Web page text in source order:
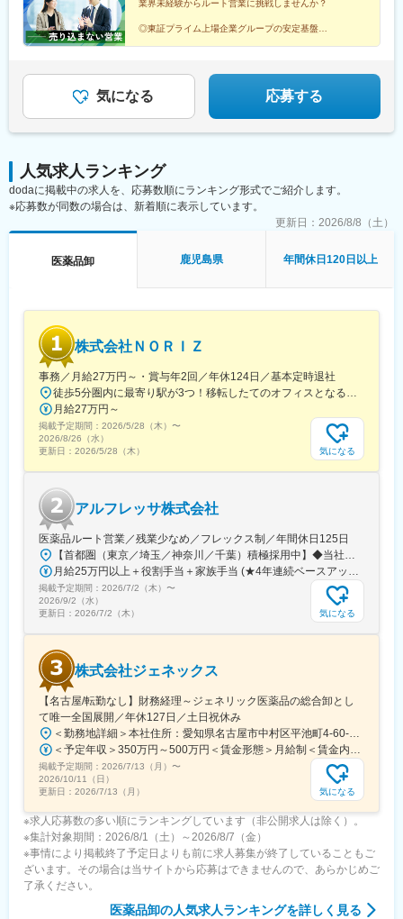
並木中央駅、踊場駅、江田駅(神奈川県)、元住吉駅、原当麻駅、社
家駅、藤沢本町駅、井細田駅、県立大学駅、平塚駅、千葉寺駅、
佐倉駅、旭駅(千葉県)、木更津駅、館山駅、茂原駅、東船橋駅、小
駅、掛川市役所前駅、焼津駅、黒川駅(愛知県)、小本駅(愛知県)、
奥町駅、赤池駅(愛知県)、西岡崎駅、牛久保駅、住吉町駅、竹下
門真市駅、交野市駅、鳳駅、青木駅、総合運動公園駅、武庫之荘
駅、岡場駅、石生駅、西新町駅、加古川駅、英賀保駅、江原駅、
帯解駅、耳成駅、日前宮駅、紀伊新庄駅、新宮駅、尾鷲駅、高茶
屋駅、中川原駅、四十九駅、手力駅、東大垣駅、小泉駅、高山
駅、幸浦駅、緑町駅、堀ノ内駅、蘇我駅、清水駅(愛知県)、烏森
駅、新御茶ノ水駅、江古田駅、名城公園駅、近鉄八田駅、神田駅
業界未経験からルート営業に挑戦しませんか？
◎東証プライム上場企業グループの安定基盤
気になる 応募する
人気求人ランキング
dodaに掲載中の求人を、応募数順にランキング形式でご紹介します。
※応募数が同数の場合は、新着順に表示しています。
更新日： 2026/8/8（土）
医薬品卸 鹿児島県 年間休日120日以上
株式会社ＮＯＲＩＺ
事務／月給27万円～・賞与年2回／年休124日／基本定時退社
徒歩5分圏内に最寄り駅が3つ！移転したてのオフィスとなるため、新しくキレイなオフィスで働けます！★転勤なし東京都中央区銀座6-13-16 ヒューリック銀座ウォールビル3階新富町から徒歩3分※受動喫煙対策：屋内禁煙
月給27万円～
掲載予定期間： 2026/5/28（木） 〜
2026/8/26（水）
更新日： 2026/5/28（木） 気になる
アルフレッサ株式会社
医薬品ルート営業／残業少なめ／フレックス制／年間休日125日
【首都圏（東京／埼玉／神奈川／千葉）積極採用中】◆当社が展開する【北海道／関東／首都圏／中部／近畿／九州】の各事業所へご希望を考慮した上で配属となります。【北海道】北海道【関東】栃木／群馬／茨城／長野／山梨／新潟【首都圏】東京／埼玉／神奈川／千葉★積極採用エリア【中部】静岡／愛知／三重／岐阜【近畿】滋賀／兵庫／大阪／京都／奈良／和歌山【九州】福岡／長崎／熊本／大分／宮崎／鹿児島各事業所の詳細については、弊社HPよりご確認ください※「企業情報」→「拠点」よりご確認いただけます。屋内禁煙(※喫煙室あり※禁煙タイムあり※喫煙室での就労はありません)
月給25万円以上＋役割手当＋家族手当 (★4年連続ベースアップ実施！)※時間外手当別途支給※年齢、経験、能力を考慮の上、優遇します
掲載予定期間： 2026/7/2（木） 〜
2026/9/2（水）
更新日： 2026/7/2（木） 気になる
株式会社ジェネックス
【名古屋/転勤なし】財務経理～ジェネリック医薬品の総合卸とし
て唯一全国展開／年休127日／土日祝休み
＜勤務地詳細＞本社住所：愛知県名古屋市中村区平池町4-60-12 グローバルゲート27F受動喫煙対策：敷地内喫煙可能場所あり変更の範囲：無
＜予定年収＞350万円～500万円＜賃金形態＞月給制＜賃金内訳＞月額（基本給）：250,000円～357,000円＜月給＞250,000円～357,000円＜昇給有無＞有＜残業手当＞有＜給与補足＞昇給：年１回（３月）賞与：年２回（6月、12月）※経験、スキルに応じて相談のうえ決定いたします※残業手当は別途支給30歳年収：350万円／月給25万円+賞与35歳年収：400万円／月給28.5万円+賞与賃金はあくまでも目安の金額であり、選考を通じて上下する可能性があります。月給(月額)は固定手当を含めた表記です。
掲載予定期間： 2026/7/13（月） 〜
2026/10/11（日）
更新日： 2026/7/13（月） 気になる
※求人応募数の多い順にランキングしています（非公開求人は除く）。
※集計対象期間：2026/8/1（土）～2026/8/7（金）
※事情により掲載終了予定日よりも前に求人募集が終了していることもご
ざいます。その場合は当サイトから応募はできませんので、あらかじめご
了承ください。
医薬品卸の人気求人ランキングを詳しく見る